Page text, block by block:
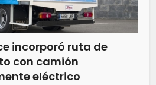
incorporó ruta de
con camión
eléctrico